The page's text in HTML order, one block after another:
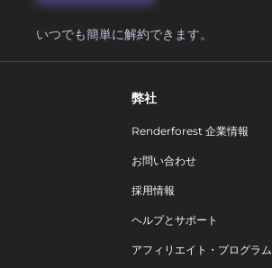
いつでも簡単に解約できます。
弊社
Renderforest 企業情報
お問い合わせ
採用情報
ヘルプとサポート
アフィリエイト・プログラム